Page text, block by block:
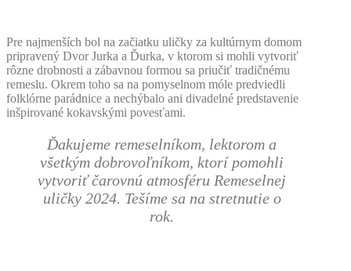
Pre najmenších bol na začiatku uličky za kultúrnym domom
pripravený Dvor Jurka a Ďurka, v ktorom si mohli vytvoriť
rôzne drobnosti a zábavnou formou sa priučiť tradičnému
remeslu. Okrem toho sa na pomyselnom móle predviedli
folklórne parádnice a nechýbalo ani divadelné predstavenie
inšpirované kokavskými povesťami.
Ďakujeme remeselníkom, lektorom a
všetkým dobrovoľníkom, ktorí pomohli
vytvoriť čarovnú atmosféru Remeselnej
uličky 2024. Tešíme sa na stretnutie o
rok.